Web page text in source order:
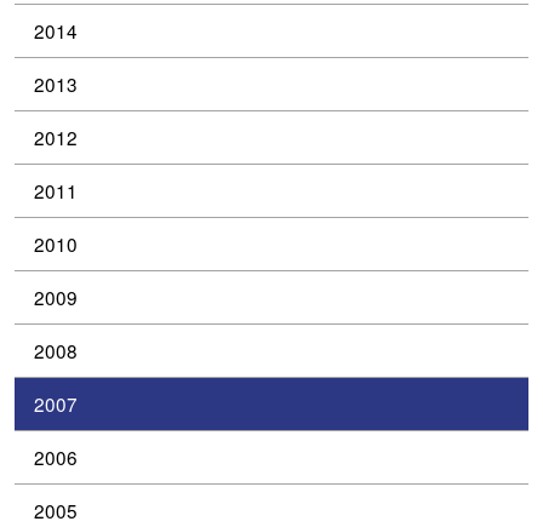
2014
2013
2012
2011
2010
2009
2008
2007
2006
2005